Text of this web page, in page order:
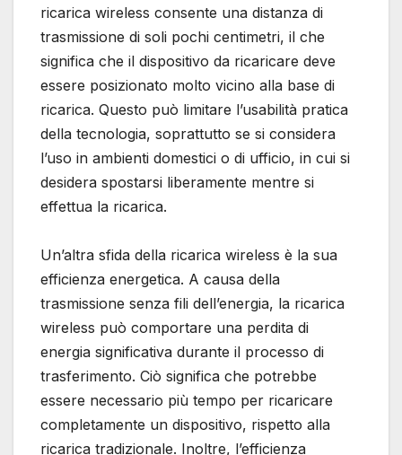
ricarica wireless consente una distanza di
trasmissione di soli pochi centimetri, il che
significa che il dispositivo da ricaricare deve
essere posizionato molto vicino alla base di
ricarica. Questo può limitare l’usabilità pratica
della tecnologia, soprattutto se si considera
l’uso in ambienti domestici o di ufficio, in cui si
desidera spostarsi liberamente mentre si
effettua la ricarica.
Un’altra sfida della ricarica wireless è la sua
efficienza energetica. A causa della
trasmissione senza fili dell’energia, la ricarica
wireless può comportare una perdita di
energia significativa durante il processo di
trasferimento. Ciò significa che potrebbe
essere necessario più tempo per ricaricare
completamente un dispositivo, rispetto alla
ricarica tradizionale. Inoltre, l’efficienza